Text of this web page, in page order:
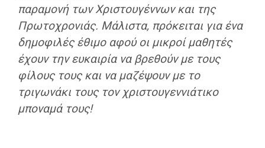
παραμονή των Χριστουγέννων και της
Πρωτοχρονιάς. Μάλιστα, πρόκειται για ένα
δημοφιλές έθιμο αφού οι μικροί μαθητές
έχουν την ευκαιρία να βρεθούν με τους
φίλους τους και να μαζέψουν με το
τριγωνάκι τους τον χριστουγεννιάτικο
μποναμά τους!